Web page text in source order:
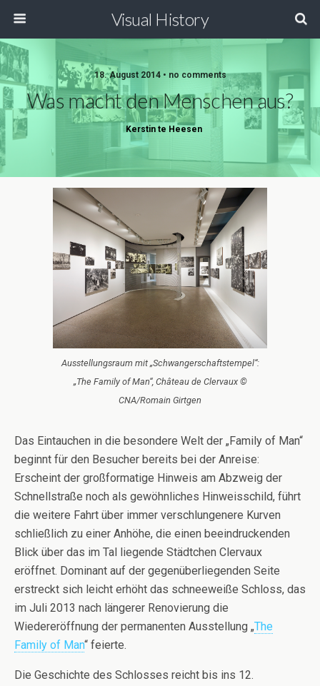
Visual History
18. August 2014 • no comments
Was macht den Menschen aus?
Kerstin te Heesen
Ausstellungsraum mit „Schwangerschaftstempel“:
„The Family of Man“, Château de Clervaux ©
CNA/Romain Girtgen
Das Eintauchen in die besondere Welt der „Family of Man“
beginnt für den Besucher bereits bei der Anreise:
Erscheint der großformatige Hinweis am Abzweig der
Schnellstraße noch als gewöhnliches Hinweisschild, führt
die weitere Fahrt über immer verschlungenere Kurven
schließlich zu einer Anhöhe, die einen beeindruckenden
Blick über das im Tal liegende Städtchen Clervaux
eröffnet. Dominant auf der gegenüberliegenden Seite
erstreckt sich leicht erhöht das schneeweiße Schloss, das
im Juli 2013 nach längerer Renovierung die
Wiedereröffnung der permanenten Ausstellung „The
Family of Man“ feierte.
Die Geschichte des Schlosses reicht bis ins 12.